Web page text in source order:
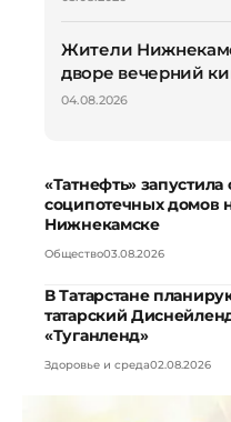
Жители
дворе вечерний
04.08.2026
«Татнефть» запустила
соципотечных домов
Нижнекамске
Общество03.08.2026
В Татарстане
татарский
«Туганленд»
Здоровье и среда02.08.2026